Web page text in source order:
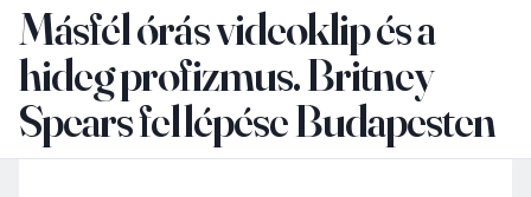
Másfél órás videoklip és a
hideg profizmus. Britney
Spears fellépése Budapesten